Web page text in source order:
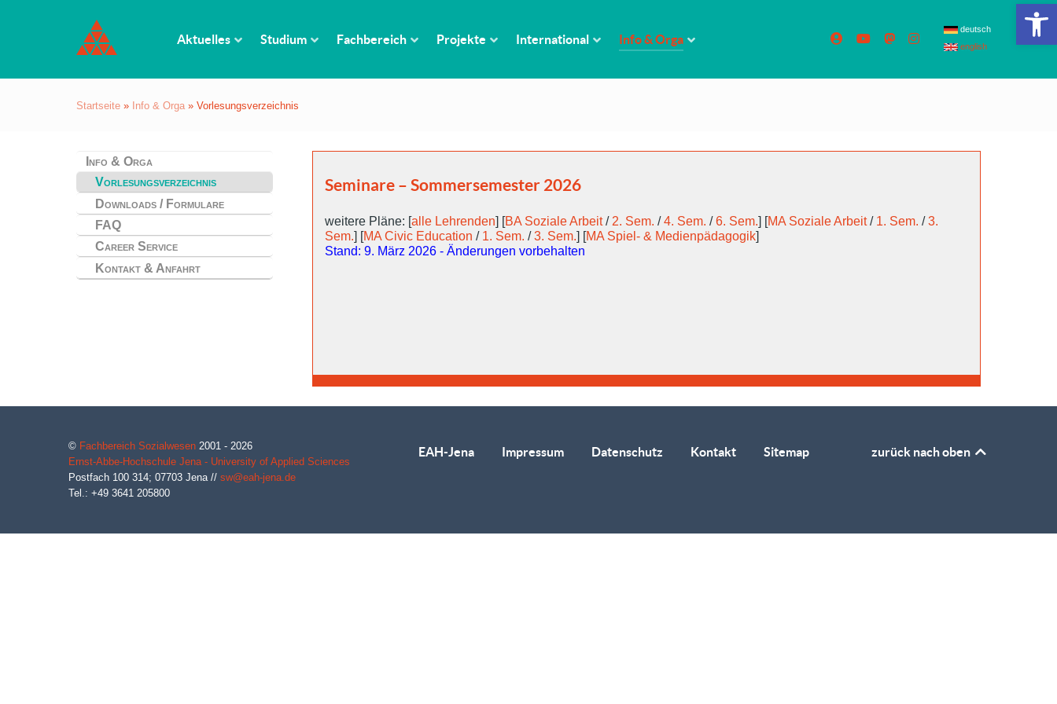
Aktuelles Studium Fachbereich Projekte International Info & Orga
deutsch
english
Startseite » Info & Orga » Vorlesungsverzeichnis
Info & Orga
Vorlesungsverzeichnis
Downloads / Formulare
FAQ
Career Service
Kontakt & Anfahrt
Seminare – Sommersemester 2026
weitere Pläne: [alle Lehrenden] [BA Soziale Arbeit/ 2. Sem. /4. Sem. /6. Sem.] [MA Soziale Arbeit/ 1. Sem. /3.
Sem.] [MA Civic Education / 1. Sem. /3. Sem.] [MA Spiel- & Medienpädagogik]
Stand: 9. März 2026 - Änderungen vorbehalten
© Fachbereich Sozialwesen 2001 - 2026
Ernst-Abbe-Hochschule Jena - University of Applied Sciences
Postfach 100 314; 07703 Jena // sw@eah-jena.de
Tel.: +49 3641 205800
EAH-Jena Impressum Datenschutz Kontakt Sitemap zurück nach oben